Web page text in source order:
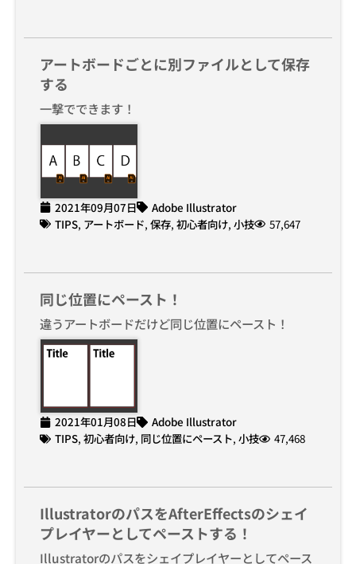
アートボードごとに別ファイルとして保存
する
一撃でできます！
2021年09月07日
Adobe Illustrator
TIPS, アートボード, 保存, 初心者向け, 小技 57,647
同じ位置にペースト！
違うアートボードだけど同じ位置にペースト！
2021年01月08日
Adobe Illustrator
TIPS, 初心者向け, 同じ位置にペースト, 小技 47,468
IllustratorのパスをAfterEffectsのシェイ
プレイヤーとしてペーストする！
Illustratorのパスをシェイプレイヤーとしてペース